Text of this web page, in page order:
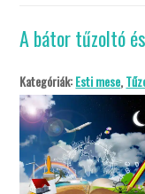
A bátor tűzoltó
Kategóriák:Esti mese,